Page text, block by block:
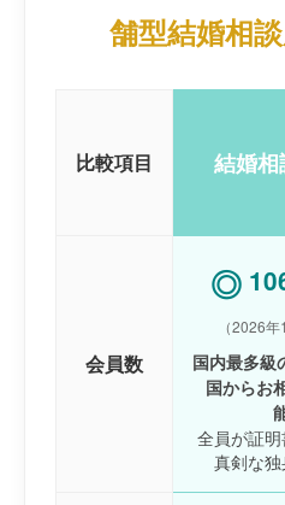
舗型結婚相
比較項目 結婚相
会員数
◎
（2026年
国内最多級
国からお
全員が証
真剣な独